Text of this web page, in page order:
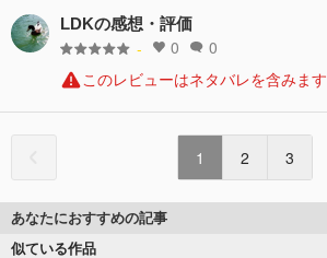
LDKの感想・評価
- 0 0
このレビューはネタバレを含みます
1 2 3
あなたにおすすめの記事
似ている作品